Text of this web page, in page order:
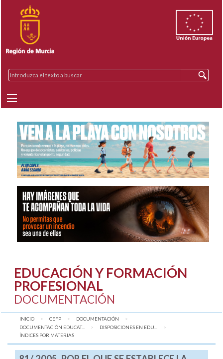
EDUCACIÓN Y FORMACIÓN
PROFESIONAL
DOCUMENTACIÓN
INICIO CEFP
DOCUMENTACIÓN
DOCUMENTACIÓN EDUCAT...
DISPOSICIONES EN EDU...
AQUÍ:
ÍNDICES POR MATERIAS